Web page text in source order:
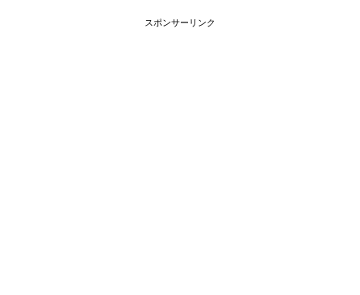
スポンサーリンク